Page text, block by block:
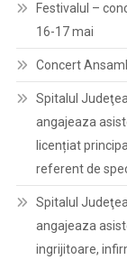
Festivalul –
16-17 mai
Concert
Spitalul
angajeaza
licențiat
referent de
Spitalul
angajeaza
ingrijitoare,